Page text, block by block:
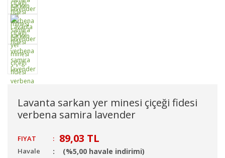
Lavanta sarkan yer minesi çiçeği fidesi
verbena samira lavender
FIYAT : 89,03 TL
Havale (%5,00 havale indirimi)